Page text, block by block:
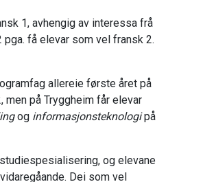
1, avhengig av interessa frå
få elevar som vel fransk 2.
allereie første året på
men på Tryggheim får elevar
og informasjonsteknologipå
og elevane
Dei som vel